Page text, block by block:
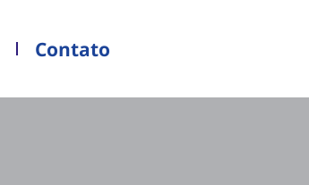
Contato